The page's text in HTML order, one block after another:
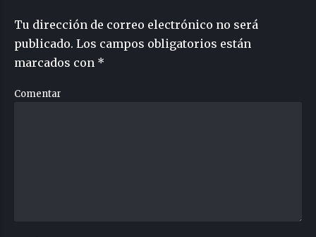
Tu dirección de correo electrónico no será
publicado. Los campos obligatorios están
marcados con *
Comentar